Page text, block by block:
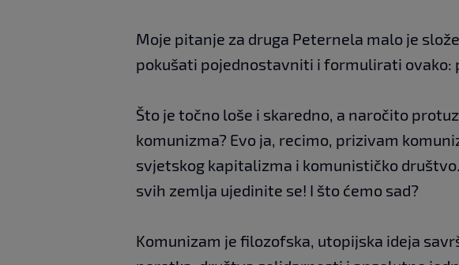
Moje pitanje za druga Peternela malo je
pokušati pojednostavniti i formulirati ovako:
Što je točno loše i skaredno, a naročito
komunizma? Evo ja, recimo, prizivam
svjetskog kapitalizma i komunističko
svih zemlja ujedinite se! I što ćemo sad?
Komunizam je filozofska, utopijska ideja